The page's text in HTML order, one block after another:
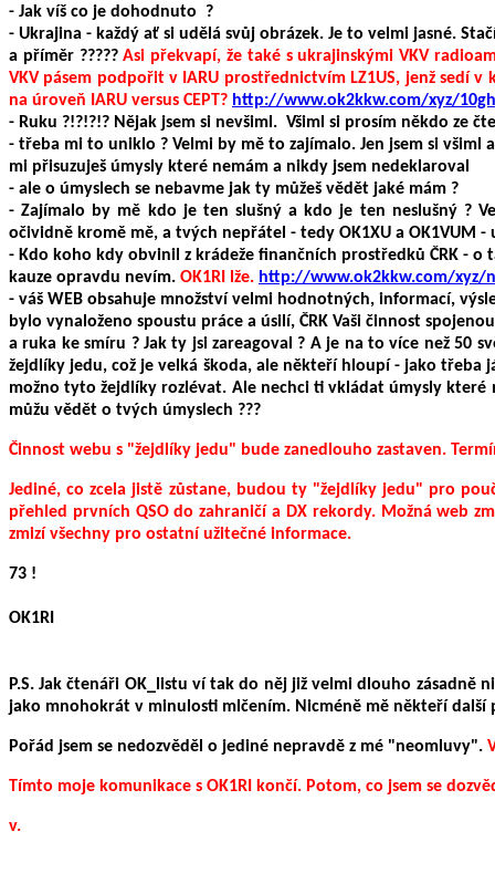
- Jak víš co je dohodnuto ?
- Ukrajina - každý ať si udělá svůj obrázek. Je to velmi jasné.
a příměr ?????Asi překvapí, že také s ukrajinskými VKV
VKV pásem podpořit v IARU prostřednictvím LZ1US, jenž sedí v
na úroveň IARU versus CEPT? http://www.ok2kkw.com/xyz/
- Ruku ?!?!?!? Nějak jsem si nevšiml. Všiml si prosím někdo ze
- třeba mi to uniklo ? Velmi by mě to zajímalo. Jen jsem si všiml
mi přisuzuješ úmysly které nemám a nikdy jsem nedeklaroval
- ale o úmyslech se nebavme jak ty můžeš vědět jaké mám ?
- Zajímalo by mě kdo je ten slušný a kdo je ten neslušný ?
očividně kromě mě, a tvých nepřátel - tedy OK1XU a OK1VUM
- Kdo koho kdy obvinil z krádeže finančních prostředků ČRK - o
kauze opravdu nevím. OK1RI lže. http://www.ok2kkw.com/xyz/
- váš WEB obsahuje množství velmi hodnotných, informací,
bylo vynaloženo spoustu práce a úsilí, ČRK Vaši činnost
a ruka ke smíru ? Jak ty jsi zareagoval ? A je na to více než 50
žejdlíky jedu, což je velká škoda, ale někteří hloupí - jako
možno tyto žejdlíky rozlévat. Ale nechci ti vkládat úmysly
můžu vědět o tvých úmyslech ???
Činnost webu s "žejdlíky jedu" bude zanedlouho zastaven.
Jediné, co zcela jistě zůstane, budou ty "žejdlíky jedu" pro
přehled prvních QSO do zahraničí a DX rekordy. Možná web
zmizí všechny pro ostatní užitečné informace.
73 !
OK1RI
P.S. Jak čtenáři OK_listu ví tak do něj již velmi dlouho zásadně
jako mnohokrát v minulosti mlčením. Nicméně mě někteří další
Pořád jsem se nedozvěděl o jediné nepravdě z mé "neomluvy".
Tímto moje komunikace s OK1RI končí. Potom, co jsem se
v.